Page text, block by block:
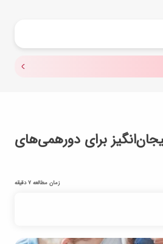
برای دورهمی‌های
زمان مطالعه 7 دقیقه